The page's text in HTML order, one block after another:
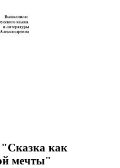
"Сказка как
мечты"